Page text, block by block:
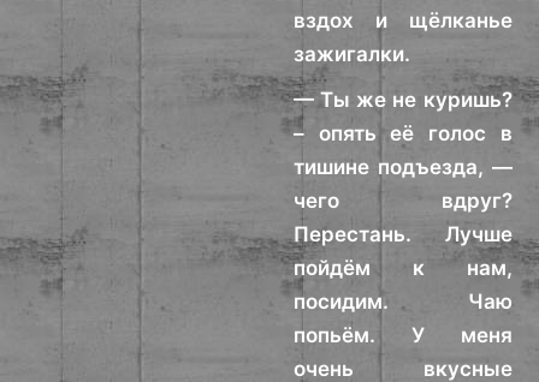
вздох и щёлканье
зажигалки.
— Ты же не куришь?
– опять её голос в
тишине подъезда, —
чего вдруг?
Перестань. Лучше
пойдём к нам,
посидим. Чаю
попьём. У меня
очень вкусные